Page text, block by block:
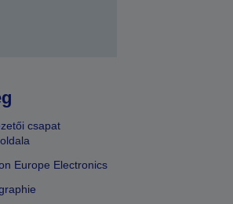
csapat
Europe Electronics